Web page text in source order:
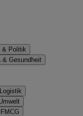
& Politik
& Gesundheit